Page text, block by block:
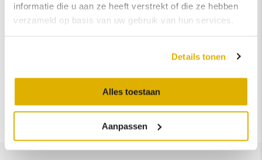
informatie die u aan ze heeft verstrekt of die ze hebben
verzameld op basis van uw gebruik van hun services.
Details tonen
Alles toestaan
Aanpassen
Volle tank.